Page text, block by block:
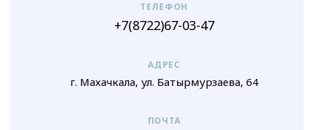
ТЕЛЕФОН
+7(8722)67-03-47
АДРЕС
г. Махачкала, ул. Батырмурзаева, 64
ПОЧТА